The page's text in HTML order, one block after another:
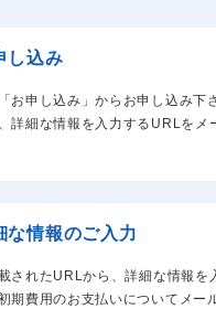
し込み
お申し込み」からお申し込み下
詳細な情報を入力するURLをメ
な情報のご入力
されたURLから、詳細な情報を
期費用のお支払いについてメー